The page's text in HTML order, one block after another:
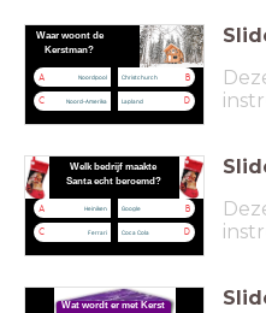
Waar woont de
Kerstman?
A Noordpool B
Christchurch
C Noord-Amerika D
Lapland
Welk bedrijf maakte
Santa echt beroemd?
A Heiniken B
Google
C Ferrari D
Coca Cola
Wat wordt er met Kerst